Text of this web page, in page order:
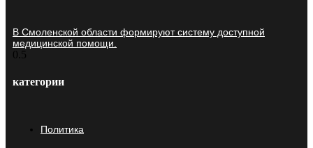
В Смоленской области формируют систему доступной
медицинской помощи.
категории
Политика